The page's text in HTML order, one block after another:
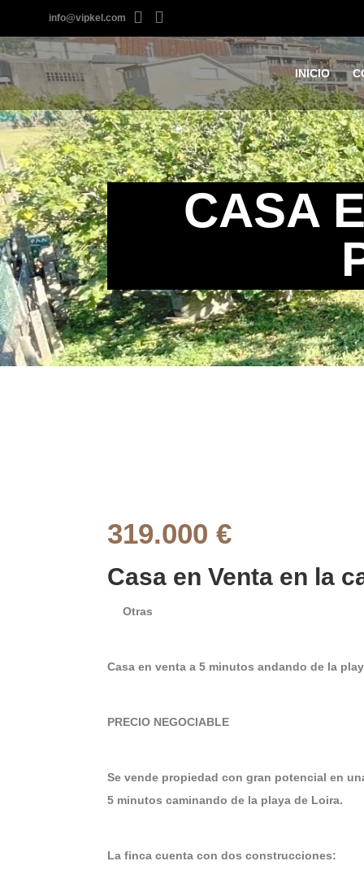
info@vipkel.com
INICIO
CASA
319.000 €
Casa en Venta en la
Otras
Casa en venta a 5 minutos andando de la
PRECIO NEGOCIABLE
Se vende propiedad con gran potencial en
5 minutos caminando de la playa de Loira.
La finca cuenta con dos construcciones: